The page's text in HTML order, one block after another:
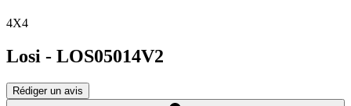
4X4
Losi - LOS05014V2
Rédiger un avis